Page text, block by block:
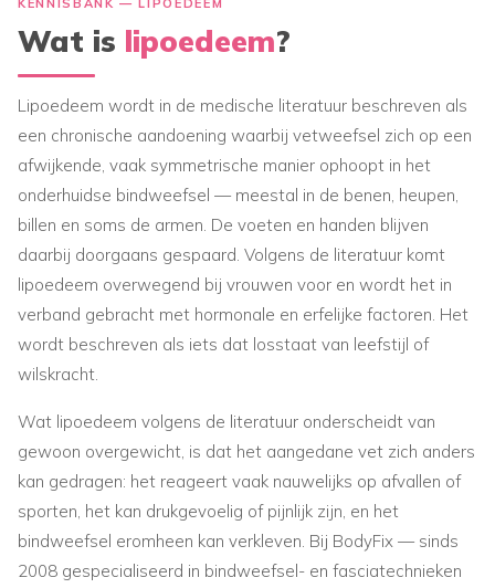
Wat is lipoedeem?
Lipoedeem wordt in de medische literatuur beschreven als
een chronische aandoening waarbij vetweefsel zich op een
afwijkende, vaak symmetrische manier ophoopt in het
onderhuidse bindweefsel — meestal in de benen, heupen,
billen en soms de armen. De voeten en handen blijven
daarbij doorgaans gespaard. Volgens de literatuur komt
lipoedeem overwegend bij vrouwen voor en wordt het in
verband gebracht met hormonale en erfelijke factoren. Het
wordt beschreven als iets dat losstaat van leefstijl of
wilskracht.
Wat lipoedeem volgens de literatuur onderscheidt van
gewoon overgewicht, is dat het aangedane vet zich anders
kan gedragen: het reageert vaak nauwelijks op afvallen of
sporten, het kan drukgevoelig of pijnlijk zijn, en het
bindweefsel eromheen kan verkleven. Bij BodyFix — sinds
2008 gespecialiseerd in bindweefsel- en fasciatechnieken